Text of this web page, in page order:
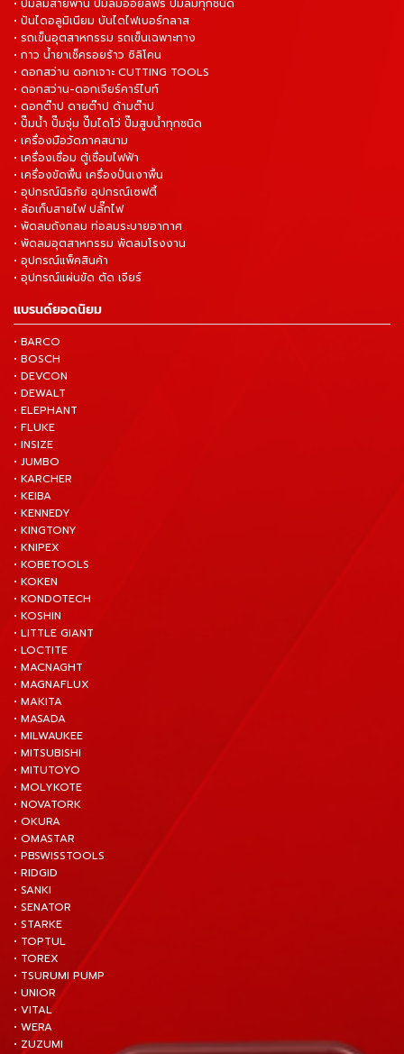
• ปั๊มลมสายพาน ปั๊มลมออยล์ฟรี ปั๊มลมทุกชนิด
• ปันไดอลูมิเนียม บันไดไฟเบอร์กลาส
• รถเข็นอุตสาหกรรม รถเข็นเฉพาะทาง
• กาว น้ำยาเช็ครอยร้าว ซิลิโคน
• ดอกสว่าน ดอกเจาะ CUTTING TOOLS
• ดอกสว่าน-ดอกเจียร์คาร์ไบท์
• ดอกต๊าป ดายต๊าป ด้ามต๊าป
• ปั๊มน้ำ ปั๊มจุ่ม ปั๊มไดโว่ ปั๊มสูบน้ำทุกชนิด
• เครื่องมือวัดภาคสนาม
• เครื่องเชื่อม ตู้เชื่อมไฟฟ้า
• เครื่องขัดพื้น เครื่องปั่นเงาพื้น
• อุปกรณ์นิรภัย อุปกรณ์เซฟตี้
• ล้อเก็บสายไฟ ปลั๊กไฟ
• พัดลมถังกลม ท่อลมระบายอากาศ
• พัดลมอุตสาหกรรม พัดลมโรงงาน
• อุปกรณ์แพ็คสินค้า
• อุปกรณ์แผ่นขัด ตัด เจียร์
แบรนด์ยอดนิยม
• BARCO
• BOSCH
• DEVCON
• DEWALT
• ELEPHANT
• FLUKE
• INSIZE
• JUMBO
• KARCHER
• KEIBA
• KENNEDY
• KINGTONY
• KNIPEX
• KOBETOOLS
• KOKEN
• KONDOTECH
• KOSHIN
• LITTLE GIANT
• LOCTITE
• MACNAGHT
• MAGNAFLUX
• MAKITA
• MASADA
• MILWAUKEE
• MITSUBISHI
• MITUTOYO
• MOLYKOTE
• NOVATORK
• OKURA
• OMASTAR
• PBSWISSTOOLS
• RIDGID
• SANKI
• SENATOR
• STARKE
• TOPTUL
• TOREX
• TSURUMI PUMP
• UNIOR
• VITAL
• WERA
• ZUZUMI